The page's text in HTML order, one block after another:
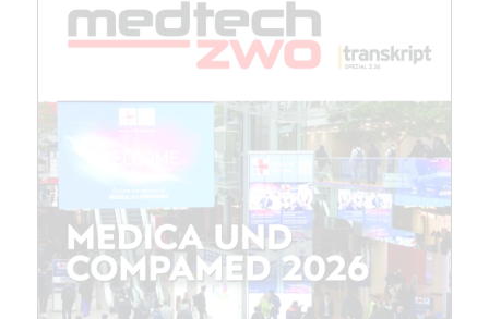
Mit dem |transkript-Newsletter
jede Woche aktuell informiert.
Mail